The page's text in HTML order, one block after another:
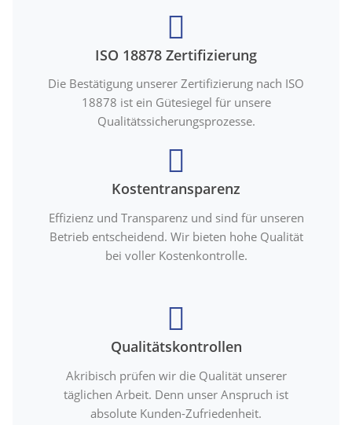
ISO 18878 Zertifizierung
Die Bestätigung unserer Zertifizierung nach ISO
18878 ist ein Gütesiegel für unsere
Qualitätssicherungsprozesse.
Kostentransparenz
Effizienz und Transparenz und sind für unseren
Betrieb entscheidend. Wir bieten hohe Qualität
bei voller Kostenkontrolle.
Qualitätskontrollen
Akribisch prüfen wir die Qualität unserer
täglichen Arbeit. Denn unser Anspruch ist
absolute Kunden-Zufriedenheit.